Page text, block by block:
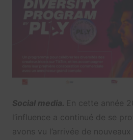
Social media. En cette année
l’influence a continué de se
avons vu l’arrivée de